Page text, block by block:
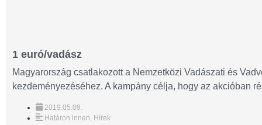
1 euró/vadász
Magyarország csatlakozott a Nemzetközi Vadászati és
kezdeményezéséhez. A kampány célja, hogy az akcióban
2019.05.09.
Határon innen Hírek